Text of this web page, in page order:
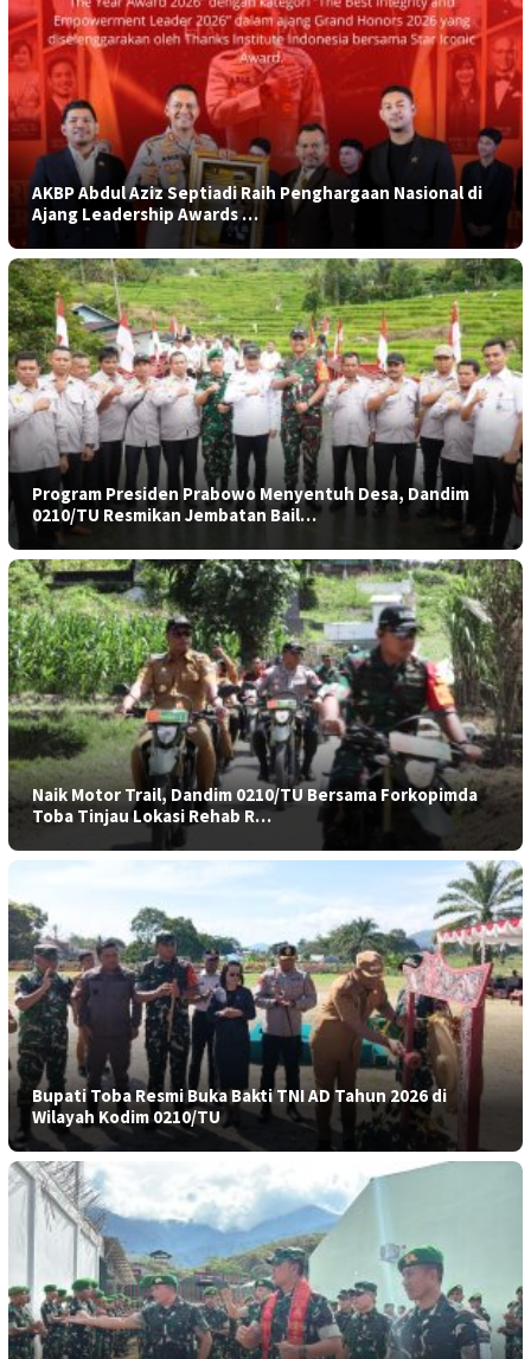
AKBP Abdul Aziz Septiadi Raih Penghargaan Nasional di
Ajang Leadership Awards …
Program Presiden Prabowo Menyentuh Desa, Dandim
0210/TU Resmikan Jembatan Bail…
Naik Motor Trail, Dandim 0210/TU Bersama Forkopimda
Toba Tinjau Lokasi Rehab R…
Bupati Toba Resmi Buka Bakti TNI AD Tahun 2026 di
Wilayah Kodim 0210/TU